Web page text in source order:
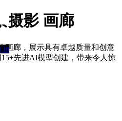
in
摄影 画廊
画廊，展示具有卓越质量和创意
先进AI模型创建，带来令人惊